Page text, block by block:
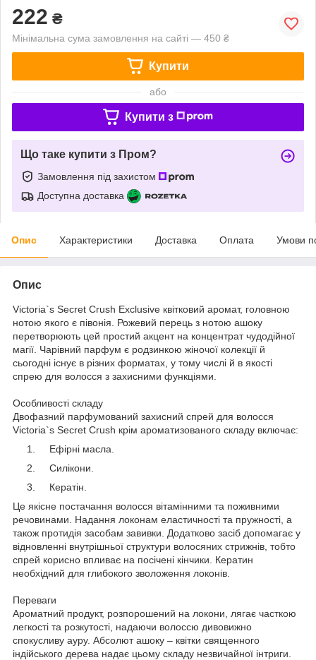
222 ₴
Мінімальна сума замовлення на сайті — 450 ₴
Купити
або
Купити з
Що таке купити з Пром?
Замовлення під захистом
Доступна доставка
Опис Характеристики Доставка Оплата Умови
Опис
Victoria`s Secret Crush Exclusive квітковий аромат, головною
нотою якого є півонія. Рожевий перець з нотою ашоку
перетворюють цей простий акцент на концентрат чудодійної
магії. Чарівний парфум є родзинкою жіночої колекції й
сьогодні існує в різних форматах, у тому числі й в якості
спрею для волосся з захисними функціями.
Особливості складу
Двофазний парфумований захисний спрей для волосся
Victoria`s Secret Crush крім ароматизованого складу включає:
Ефірні масла.
Силікони.
Кератін.
Це якісне постачання волосся вітамінними та поживними
речовинами. Надання локонам еластичності та пружності, а
також протидія засобам завивки. Додатково засіб допомагає у
відновленні внутрішньої структури волосяних стрижнів, тобто
спрей корисно впливає на посічені кінчики. Кератин
необхідний для глибокого зволоження локонів.
Переваги
Ароматний продукт, розпорошений на локони, лягає часткою
легкості та розкутості, надаючи волоссю дивовижно
спокусливу ауру. Абсолют ашоку – квітки священного
індійського дерева надає цьому складу незвичайної інтриги.